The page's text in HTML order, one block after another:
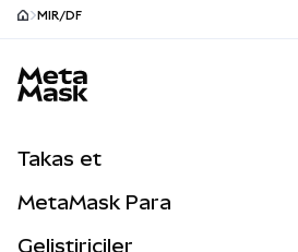
MIR/DF
Takas et
MetaMask Para
Geliştiriciler